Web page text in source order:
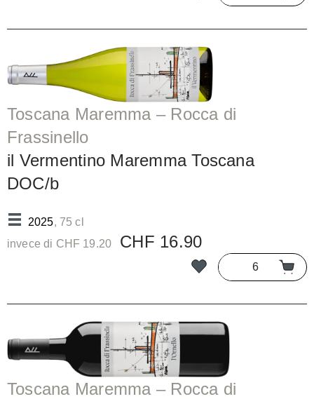
Toscana Maremma – Rocca di
Frassinello
il Vermentino Maremma Toscana
DOC/b
2025, 75 cl
invece di CHF 19.20
CHF 16.90
Toscana Maremma – Rocca di